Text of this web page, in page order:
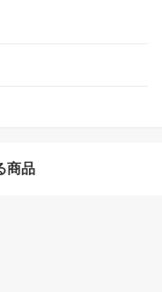
商品